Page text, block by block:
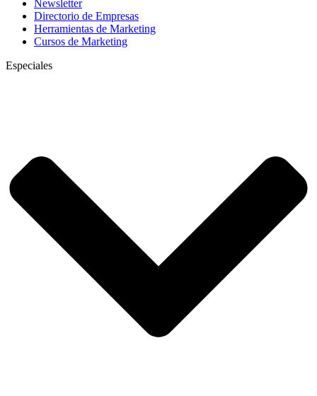
Newsletter
Directorio de Empresas
Herramientas de Marketing
Cursos de Marketing
Especiales